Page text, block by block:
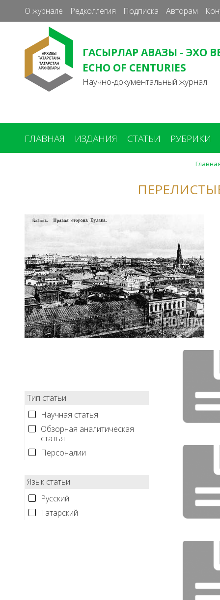
О журнале Редколлегия Подписка Авторам
ГАСЫРЛАР АВАЗЫ - ЭХО
ECHO OF CENTURIES
Научно-документальный журнал
ГЛАВНАЯ ИЗДАНИЯ СТАТЬИ РУБРИКИ
Тип статьи
Научная статья
Обзорная аналитическая
статья
Персоналии
Язык статьи
Русский
Татарский